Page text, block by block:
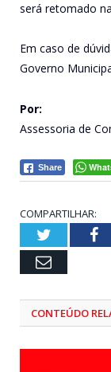
será retomado
Em caso de
Governo
Por:
Assessoria de
Share
COMPARTILHAR:
Twitter
Email
CONTEÚDO